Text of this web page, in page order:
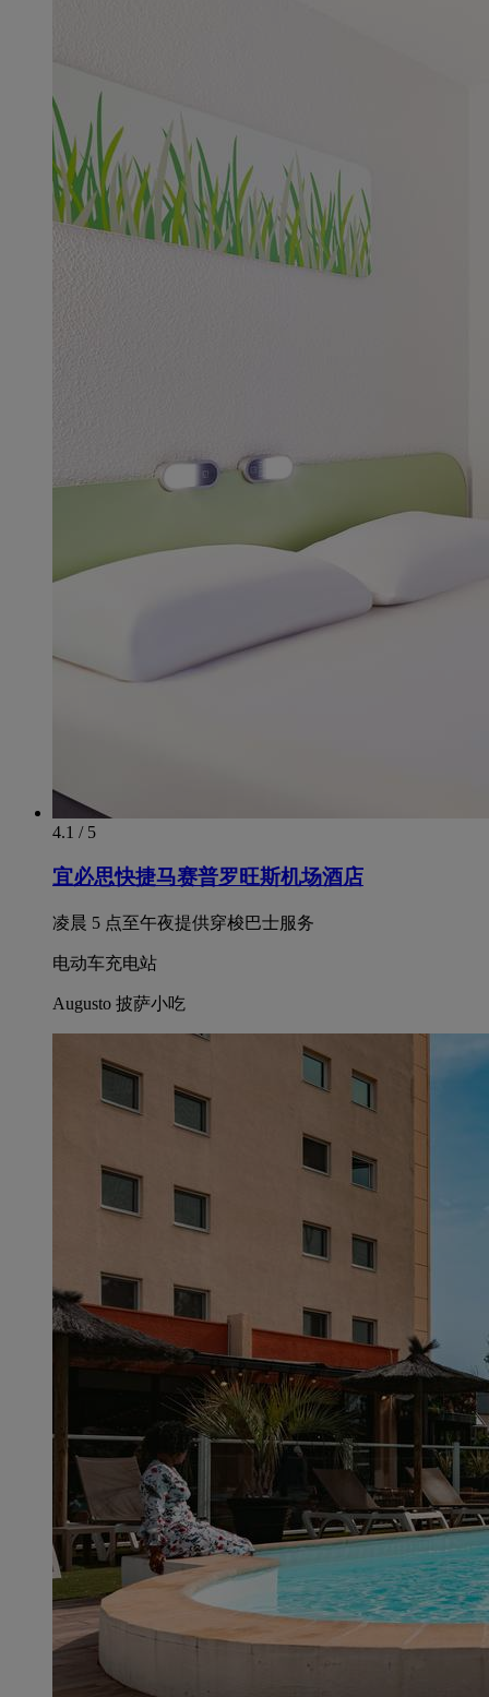
4.1 / 5
宜必思快捷马赛普罗旺斯机场酒店
凌晨 5 点至午夜提供穿梭巴士服务
电动车充电站
Augusto 披萨小吃